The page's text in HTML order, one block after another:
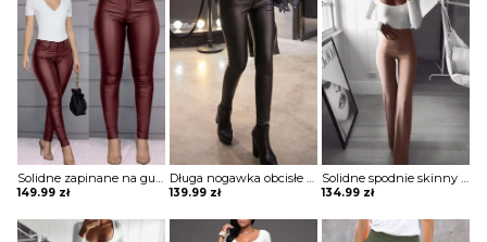
Solidne zapinane na guziki codzienne powlekane spodnie z pu Maranda
149.99 zł
Długa nogawka obcisłe jednolite bez wzoru ściągacz eleganckie skórzane skóra ekologiczna casual spodnie Lue
139.99 zł
Solidne spodnie skinny z wysokim stanem szorty Katha
134.99 zł